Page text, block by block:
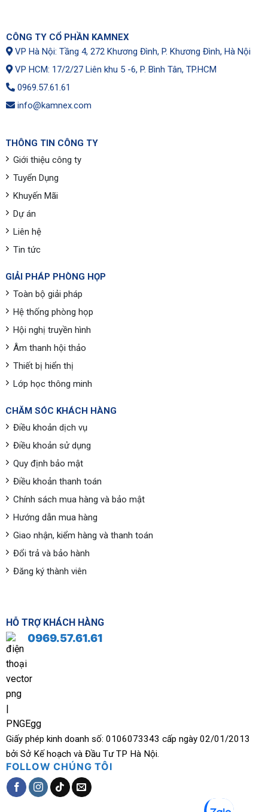
CÔNG TY CỔ PHẦN KAMNEX
VP Hà Nội: Tầng 4, 272 Khương Đình, P. Khương Đình, Hà Nội
VP HCM: 17/2/27 Liên khu 5 -6, P. Bình Tân, TP.HCM
0969.57.61.61
info@kamnex.com
THÔNG TIN CÔNG TY
Giới thiệu công ty
Tuyển Dụng
Khuyến Mãi
Dự án
Liên hệ
Tin tức
GIẢI PHÁP PHÒNG HỌP
Toàn bộ giải pháp
Hệ thống phòng họp
Hội nghị truyền hình
Âm thanh hội thảo
Thiết bị hiển thị
Lớp học thông minh
CHĂM SÓC KHÁCH HÀNG
Điều khoản dịch vụ
Điều khoản sử dụng
Quy định bảo mật
Điều khoản thanh toán
Chính sách mua hàng và bảo mật
Hướng dẫn mua hàng
Giao nhận, kiểm hàng và thanh toán
Đổi trả và bảo hành
Đăng ký thành viên
HỖ TRỢ KHÁCH HÀNG
0969.57.61.61
Giấy phép kinh doanh số: 0106073343 cấp ngày 02/01/2013
bởi Sở Kế hoạch và Đầu Tư TP Hà Nội.
FOLLOW CHÚNG TÔI